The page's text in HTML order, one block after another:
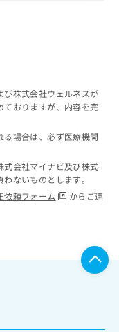
び株式会社ウェルネスが
ておりますが、内容を完
場合は、必ず医療機関
式会社マイナビ及び株式
ないものとします。
依頼フォーム
からご連